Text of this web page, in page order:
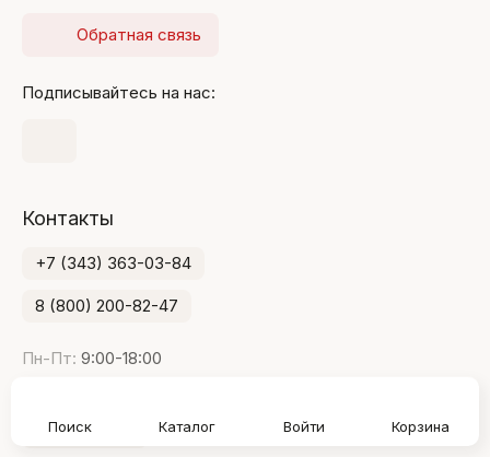
Обратная связь
Подписывайтесь на нас:
Контакты
+7 (343) 363-03-84
8 (800) 200-82-47
Пн-Пт: 9:00-18:00
ekt@fikser.ru
Поиск Каталог Войти Корзина